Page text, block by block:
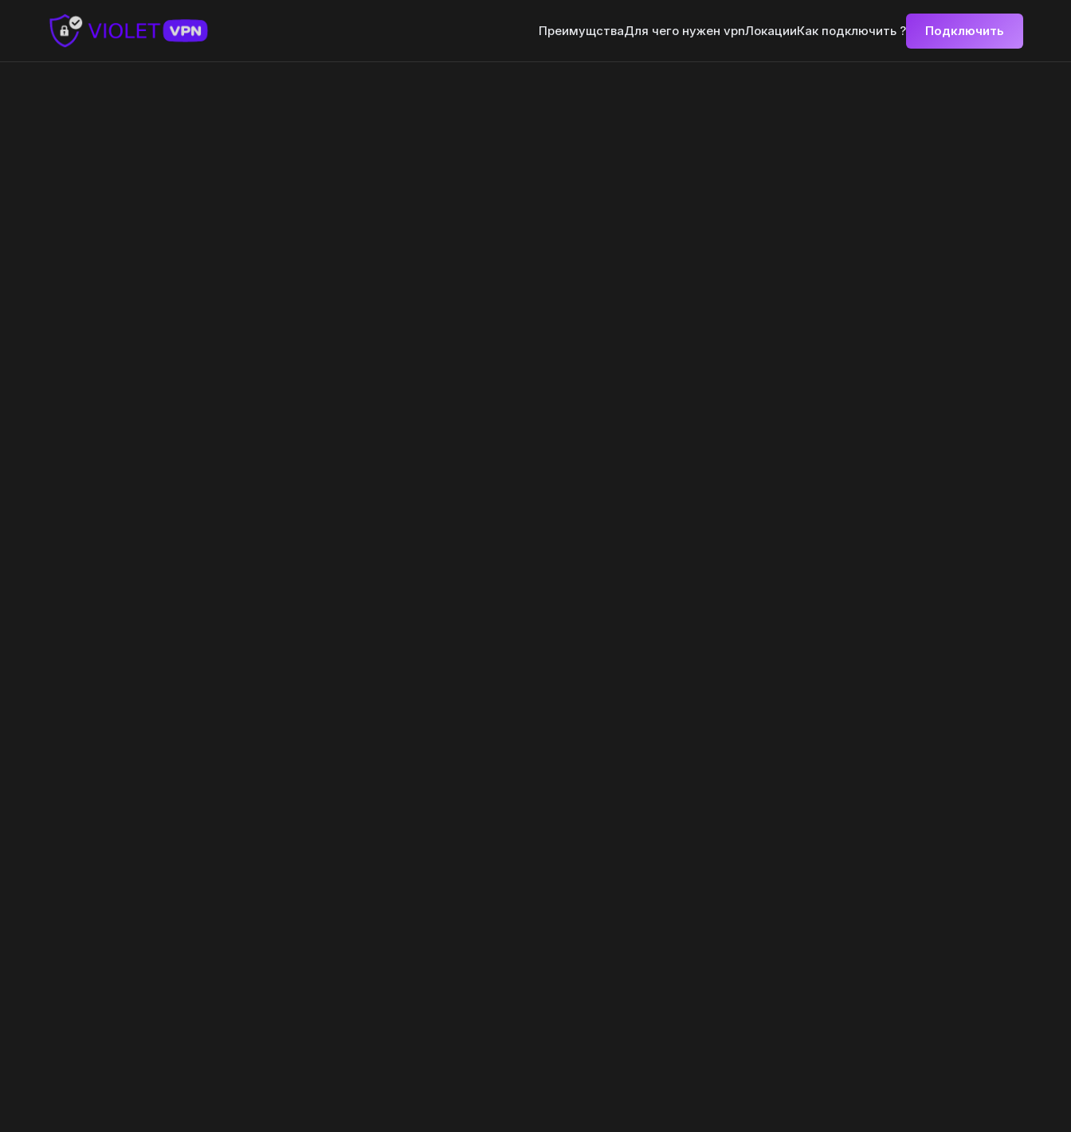
ПреимущстваДля чего нужен vpnЛокацииКак подключить ? Подключить